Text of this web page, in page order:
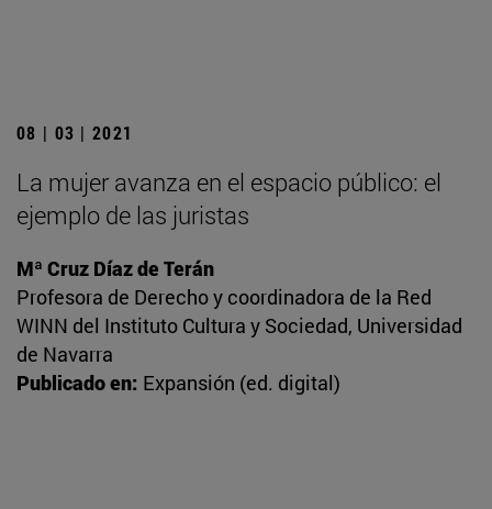
08 | 03 | 2021
La mujer avanza en el espacio público: el
ejemplo de las juristas
Mª Cruz Díaz de Terán
Profesora de Derecho y coordinadora de la Red
WINN del Instituto Cultura y Sociedad, Universidad
de Navarra
Publicado en: Expansión (ed. digital)